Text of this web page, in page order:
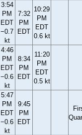
3:54
PM
EDT
−0.7
kt
7:32
PM
EDT
10:29
PM
EDT
0.6 kt
4:46
PM
EDT
−0.6
kt
8:34
PM
EDT
11:20
PM
EDT
0.5 kt
5:47
PM
EDT
−0.6
kt
9:45
PM
EDT